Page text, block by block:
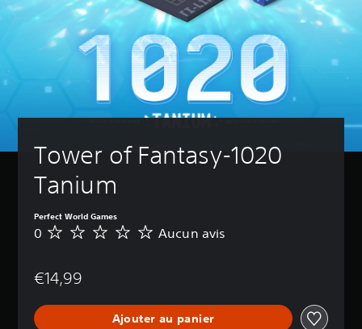
Tower of Fantasy-1020
Tanium
Perfect World Games
A
u
a
v
0 Aucun avis
€14,99
Ajouter au panier